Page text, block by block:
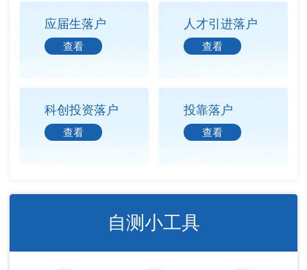
应届生落户
查看
人才引进落户
查看
科创投资落户
查看
投靠落户
查看
自测小工具